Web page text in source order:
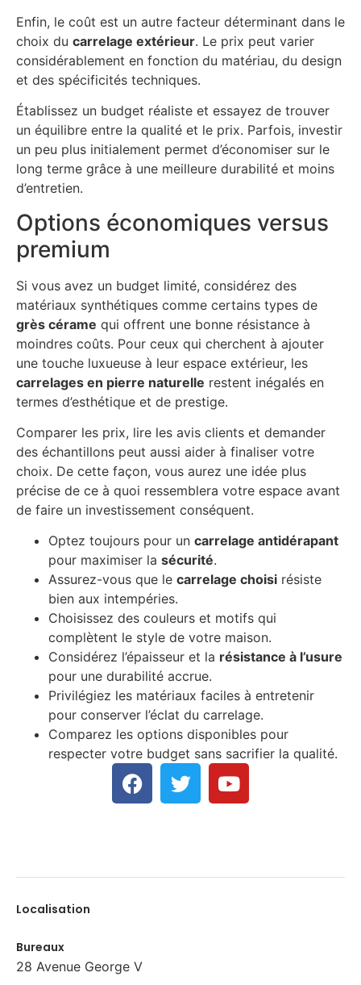
Enfin, le coût est un autre facteur déterminant dans le
choix du carrelage extérieur. Le prix peut varier
considérablement en fonction du matériau, du design
et des spécificités techniques.
Établissez un budget réaliste et essayez de trouver
un équilibre entre la qualité et le prix. Parfois, investir
un peu plus initialement permet d’économiser sur le
long terme grâce à une meilleure durabilité et moins
d’entretien.
Options économiques versus
premium
Si vous avez un budget limité, considérez des
matériaux synthétiques comme certains types de
grès cérame qui offrent une bonne résistance à
moindres coûts. Pour ceux qui cherchent à ajouter
une touche luxueuse à leur espace extérieur, les
carrelages en pierre naturelle restent inégalés en
termes d’esthétique et de prestige.
Comparer les prix, lire les avis clients et demander
des échantillons peut aussi aider à finaliser votre
choix. De cette façon, vous aurez une idée plus
précise de ce à quoi ressemblera votre espace avant
de faire un investissement conséquent.
Optez toujours pour un carrelage antidérapant
pour maximiser la sécurité.
Assurez-vous que le carrelage choisi résiste
bien aux intempéries.
Choisissez des couleurs et motifs qui
complètent le style de votre maison.
Considérez l’épaisseur et la résistance à l’usure
pour une durabilité accrue.
Privilégiez les matériaux faciles à entretenir
pour conserver l’éclat du carrelage.
Comparez les options disponibles pour
respecter votre budget sans sacrifier la qualité.
Localisation
Bureaux
28 Avenue George V